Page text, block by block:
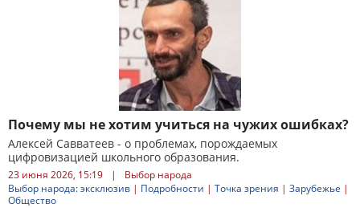
Почему мы не хотим учиться на чужих ошибках?
Алексей Савватеев - о проблемах, порождаемых
цифровизацией школьного образования.
23 июня 2026, 15:19 |
Выбор народа
Выбор народа: эксклюзив | Подробности | Точка зрения | Зарубежье |
Общество